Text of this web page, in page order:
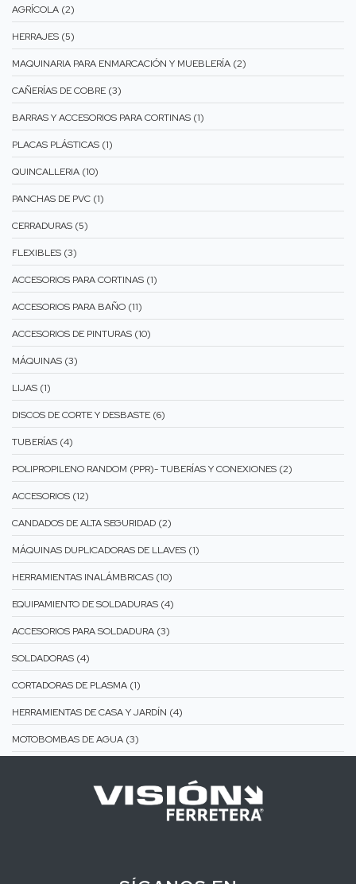
AGRÍCOLA (2)
HERRAJES (5)
MAQUINARIA PARA ENMARCACIÓN Y MUEBLERÍA (2)
CAÑERÍAS DE COBRE (3)
BARRAS Y ACCESORIOS PARA CORTINAS (1)
PLACAS PLÁSTICAS (1)
QUINCALLERIA (10)
PANCHAS DE PVC (1)
CERRADURAS (5)
FLEXIBLES (3)
ACCESORIOS PARA CORTINAS (1)
ACCESORIOS PARA BAÑO (11)
ACCESORIOS DE PINTURAS (10)
MÁQUINAS (3)
LIJAS (1)
DISCOS DE CORTE Y DESBASTE (6)
TUBERÍAS (4)
POLIPROPILENO RANDOM (PPR)- TUBERÍAS Y CONEXIONES (2)
ACCESORIOS (12)
CANDADOS DE ALTA SEGURIDAD (2)
MÁQUINAS DUPLICADORAS DE LLAVES (1)
HERRAMIENTAS INALÁMBRICAS (10)
EQUIPAMIENTO DE SOLDADURAS (4)
ACCESORIOS PARA SOLDADURA (3)
SOLDADORAS (4)
CORTADORAS DE PLASMA (1)
HERRAMIENTAS DE CASA Y JARDÍN (4)
MOTOBOMBAS DE AGUA (3)